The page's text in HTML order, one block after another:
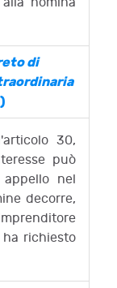
di
)
30,
può
nel
decorre,
richiesto
ogni altro